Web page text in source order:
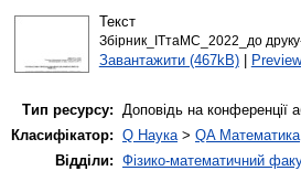
Текст
Збірник_ІТтаМС_2022_до
Завантажити (467kB)| Preview
Тип ресурсу: Доповідь на конференції
Класифікатор: Q Наука> QA Математика
Відділи: Фізико-математичний